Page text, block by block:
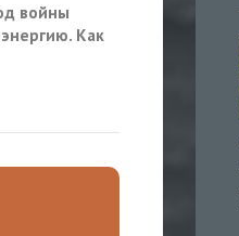
войны
Как